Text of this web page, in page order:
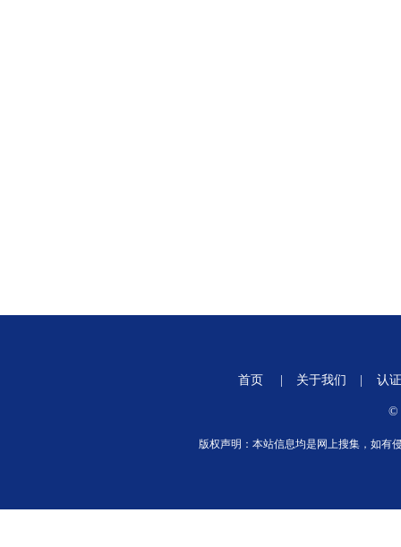
首页 关于我们 认
©
版权声明：本站信息均是网上搜集，如有